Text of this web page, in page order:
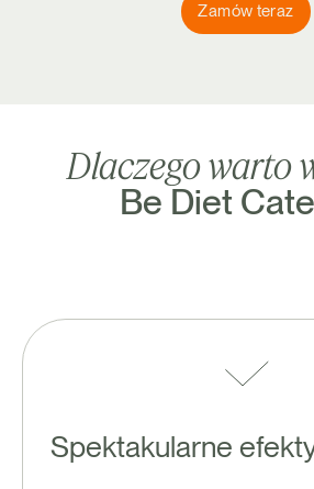
Zamów teraz
Dlaczego warto
Be Diet
Spektakularne